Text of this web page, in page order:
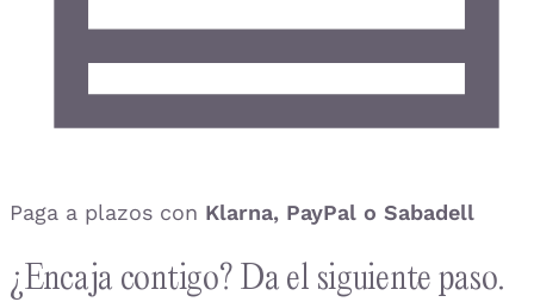
Paga a plazos con Klarna, PayPal o Sabadell
¿Encaja contigo? Da el siguiente paso.